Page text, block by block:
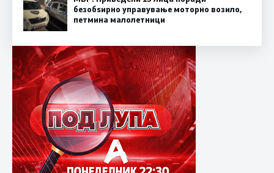
безобѕирно управување моторно возило,
петмина малолетници